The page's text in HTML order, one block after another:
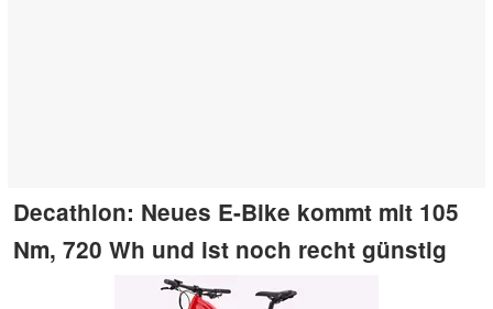
Decathlon: Neues E-Bike kommt mit 105
Nm, 720 Wh und ist noch recht günstig